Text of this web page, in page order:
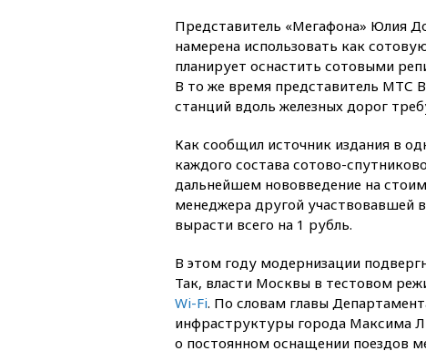
Представитель «Мегафона» Юлия
намерена использовать как
планирует оснастить сотовыми
В то же время представитель МТС
станций вдоль железных дорог
Как сообщил источник издания в
каждого состава сотово-
дальнейшем нововведение на
менеджера другой участвовавшей
вырасти всего на 1 рубль.
В этом году модернизации
Так, власти Москвы в тестовом
Wi-Fi. По словам главы
инфраструктуры города Максима
о постоянном оснащении поездов